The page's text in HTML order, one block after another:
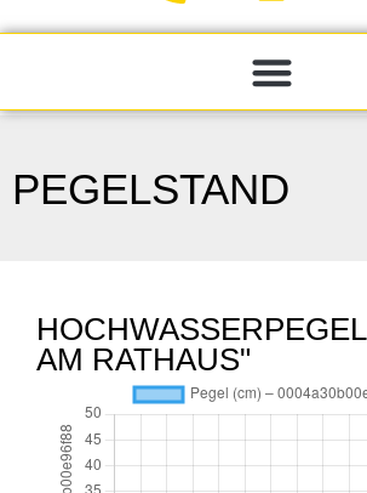
PEGELSTAND
AM RATHAUS"